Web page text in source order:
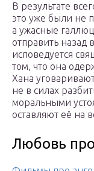
В результате
это уже были не
а ужасные
отправить назад
исповедуется
том, что она
Хана
не в силах
моральными
оставляют её на
Любовь